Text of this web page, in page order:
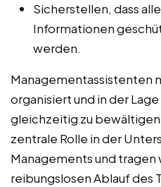
Sicherstellen, dass
Informationen
werden.
Managementassistenten
organisiert und in der
gleichzeitig zu
zentrale Rolle in der
Managements und tragen
reibungslosen Ablauf des